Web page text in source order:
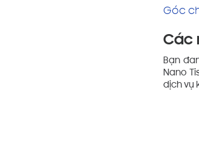
Góc
Các
Bạn
Nano
dịch vụ